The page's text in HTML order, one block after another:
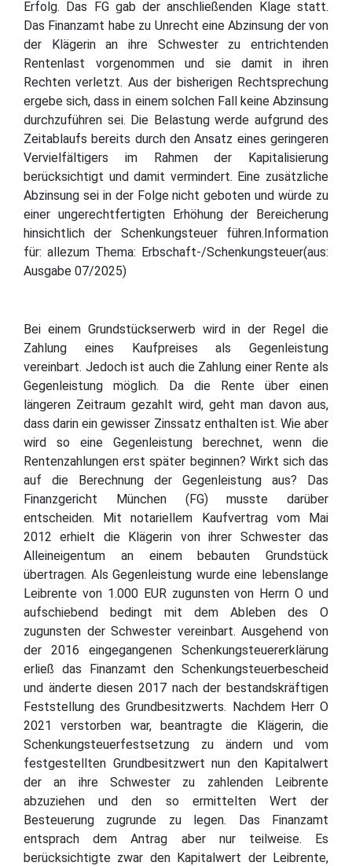
Erfolg. Das FG gab der anschließenden Klage statt.
Das Finanzamt habe zu Unrecht eine Abzinsung der von
der Klägerin an ihre Schwester zu entrichtenden
Rentenlast vorgenommen und sie damit in ihren
Rechten verletzt. Aus der bisherigen Rechtsprechung
ergebe sich, dass in einem solchen Fall keine Abzinsung
durchzuführen sei. Die Belastung werde aufgrund des
Zeitablaufs bereits durch den Ansatz eines geringeren
Vervielfältigers im Rahmen der Kapitalisierung
berücksichtigt und damit vermindert. Eine zusätzliche
Abzinsung sei in der Folge nicht geboten und würde zu
einer ungerechtfertigten Erhöhung der Bereicherung
hinsichtlich der Schenkungsteuer führen.Information
für: allezum Thema: Erbschaft-/Schenkungsteuer(aus:
Ausgabe 07/2025)
Bei einem Grundstückserwerb wird in der Regel die
Zahlung eines Kaufpreises als Gegenleistung
vereinbart. Jedoch ist auch die Zahlung einer Rente als
Gegenleistung möglich. Da die Rente über einen
längeren Zeitraum gezahlt wird, geht man davon aus,
dass darin ein gewisser Zinssatz enthalten ist. Wie aber
wird so eine Gegenleistung berechnet, wenn die
Rentenzahlungen erst später beginnen? Wirkt sich das
auf die Berechnung der Gegenleistung aus? Das
Finanzgericht München (FG) musste darüber
entscheiden. Mit notariellem Kaufvertrag vom Mai
2012 erhielt die Klägerin von ihrer Schwester das
Alleineigentum an einem bebauten Grundstück
übertragen. Als Gegenleistung wurde eine lebenslange
Leibrente von 1.000 EUR zugunsten von Herrn O und
aufschiebend bedingt mit dem Ableben des O
zugunsten der Schwester vereinbart. Ausgehend von
der 2016 eingegangenen Schenkungsteuererklärung
erließ das Finanzamt den Schenkungsteuerbescheid
und änderte diesen 2017 nach der bestandskräftigen
Feststellung des Grundbesitzwerts. Nachdem Herr O
2021 verstorben war, beantragte die Klägerin, die
Schenkungsteuerfestsetzung zu ändern und vom
festgestellten Grundbesitzwert nun den Kapitalwert
der an ihre Schwester zu zahlenden Leibrente
abzuziehen und den so ermittelten Wert der
Besteuerung zugrunde zu legen. Das Finanzamt
entsprach dem Antrag aber nur teilweise. Es
berücksichtigte zwar den Kapitalwert der Leibrente,